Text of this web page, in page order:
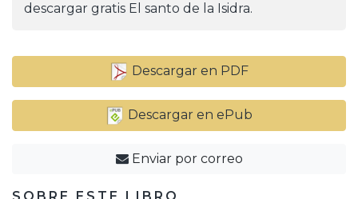
descargar gratis El santo de la Isidra.
Descargar en PDF
Descargar en ePub
Enviar por correo